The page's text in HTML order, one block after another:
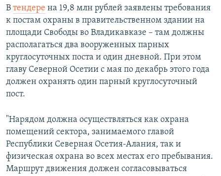
В тендере на 19,8 млн рублей заявлены требования
к постам охраны в правительственном здании на
площади Свободы во Владикавказе – там должны
располагаться два вооруженных парных
круглосуточных поста и один дневной. При этом
главу Северной Осетии с мая по декабрь этого года
должен охранять один парный круглосуточный
пост.
"Нарядом должна осуществляться как охрана
помещений сектора, занимаемого главой
Республики Северная Осетия-Алания, так и
физическая охрана во всех местах его пребывания.
Маршрут движения должен согласовываться